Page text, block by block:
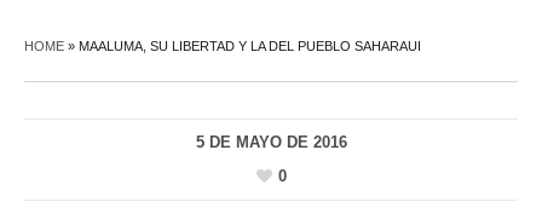
HOME » MAALUMA, SU LIBERTAD Y LA DEL PUEBLO SAHARAUI
5 DE MAYO DE 2016
0